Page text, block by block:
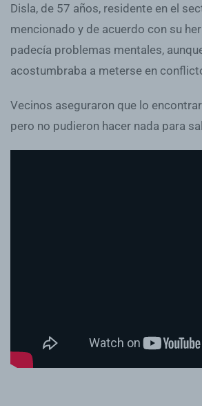
Disla, de 57 años, residente en el
mencionado y de acuerdo con su
padecía problemas mentales,
acostumbraba a meterse en
Vecinos aseguraron que lo
pero no pudieron hacer nada para